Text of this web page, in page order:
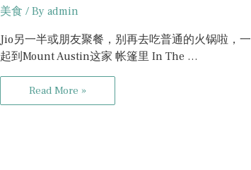
美食 / Byadmin
Jio另一半或朋友聚餐，别再去吃普通的火锅啦，一
起到Mount Austin这家 帐篷里 In The …
Read More »